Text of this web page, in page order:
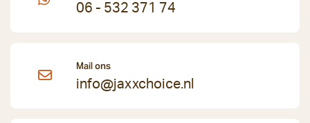
06 - 532 371 74
Mail ons
info@jaxxchoice.nl